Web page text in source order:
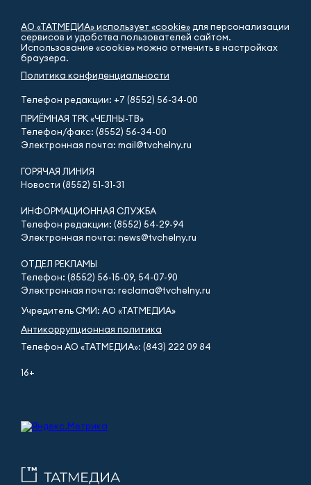
АО «ТАТМЕДИА» использует «cookie» для персонализации
сервисов и удобства пользователей сайтом.
Использование «cookie» можно отменить в настройках
браузера.
Политика конфиденциальности
Телефон редакции: +7 (8552) 56-34-00
ПРИЁМНАЯ ТРК «ЧЕЛНЫ-ТВ»
Телефон/факс: (8552) 56-34-00
Электронная почта: mail@tvchelny.ru
ГОРЯЧАЯ ЛИНИЯ
Новости (8552) 51-31-31
ИНФОРМАЦИОННАЯ СЛУЖБА
Телефон редакции: (8552) 54-29-94
Электронная почта: news@tvchelny.ru
ОТДЕЛ РЕКЛАМЫ
Телефон: (8552) 56-15-09, 54-07-90
Электронная почта: reclama@tvchelny.ru
Учредитель СМИ: АО «ТАТМЕДИА»
Антикоррупционная политика
Телефон АО «ТАТМЕДИА»: (843) 222 09 84
16+